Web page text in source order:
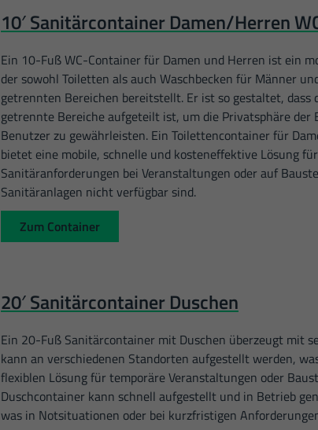
10′ Sanitärcontainer Damen/Herren
Ein 10-Fuß WC-Container für Damen und Herren ist ein
der sowohl Toiletten als auch Waschbecken für Männer
getrennten Bereichen bereitstellt. Er ist so gestaltet, dass
getrennte Bereiche aufgeteilt ist, um die Privatsphäre der
Benutzer zu gewährleisten. Ein Toilettencontainer für
bietet eine mobile, schnelle und kosteneffektive Lösung
Sanitäranforderungen bei Veranstaltungen oder auf
Sanitäranlagen nicht verfügbar sind.
Zum Container
20′ Sanitärcontainer Duschen
Ein 20-Fuß Sanitärcontainer mit Duschen überzeugt mit
kann an verschiedenen Standorten aufgestellt werden,
flexiblen Lösung für temporäre Veranstaltungen oder
Duschcontainer kann schnell aufgestellt und in Betrieb
was in Notsituationen oder bei kurzfristigen